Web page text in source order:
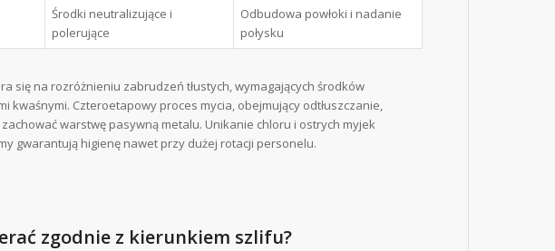
Środki neutralizujące i
polerujące
Odbudowa powłoki i nadanie
połysku
się na rozróżnieniu zabrudzeń tłustych, wymagających środków
Czteroetapowy proces mycia, obejmujący odtłuszczanie,
warstwę pasywną metalu. Unikanie chloru i ostrych myjek
gwarantują higienę nawet przy dużej rotacji personelu.
zgodnie z kierunkiem szlifu?